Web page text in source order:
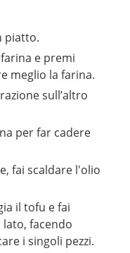
piatto.
e premi
meglio la farina.
sull’altro
per far cadere
fai scaldare l'olio
il tofu e fai
facendo
i singoli pezzi.